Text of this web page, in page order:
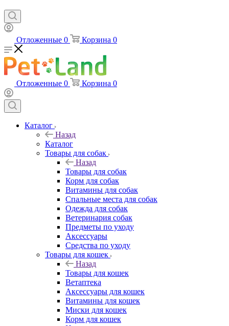
Отложенные 0 Корзина 0
Отложенные 0 Корзина 0
Каталог
Назад
Каталог
Товары для собак
Назад
Товары для собак
Корм для собак
Витамины для собак
Спальные места для собак
Одежда для собак
Ветеринария собак
Предметы по уходу
Аксессуары
Средства по уходу
Товары для кошек
Назад
Товары для кошек
Ветаптека
Аксессуары для кошек
Витамины для кошек
Миски для кошек
Корм для кошек